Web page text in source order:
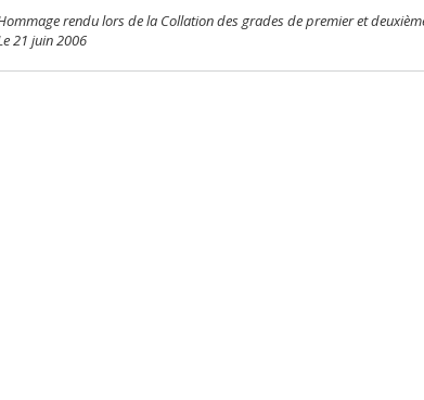
rendu lors de la Collation des grades de premier et
21 juin 2006